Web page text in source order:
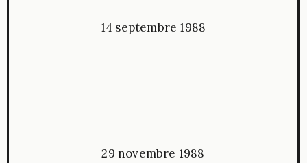
14 septembre 1988
29 novembre 1988